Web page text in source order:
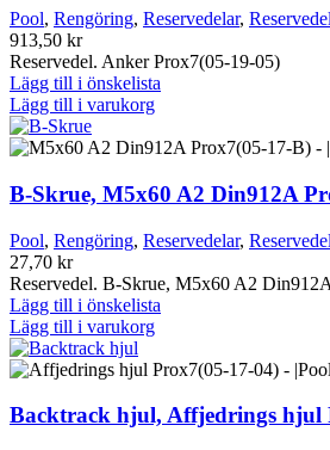
Pool, Rengöring, Reservedelar,
913,50 kr
Reservedel. Anker Prox7(05-19-05)
Lägg till i önskelista
Lägg till i varukorg
B-Skrue, M5x60 A2 Din912A
Pool, Rengöring, Reservedelar,
27,70 kr
Reservedel. B-Skrue, M5x60 A2
Lägg till i önskelista
Lägg till i varukorg
Backtrack hjul, Affjedrings hjul